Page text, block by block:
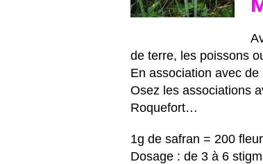
de terre, les poissons
En association avec
Osez les associations
Roquefort…
1g de safran = 200
Dosage : de 3 à 6